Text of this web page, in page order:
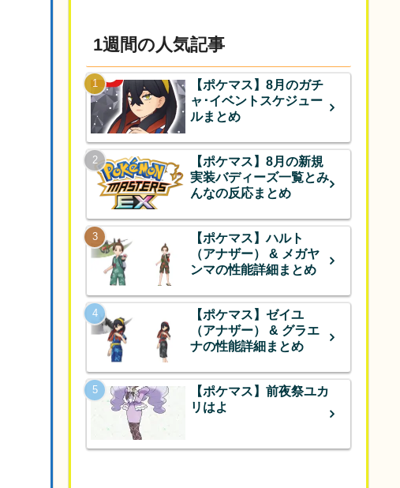
1週間の人気記事
【ポケマス】8月のガチ
ャ･イベントスケジュー
ルまとめ
【ポケマス】8月の新規
実装バディーズ一覧とみ
んなの反応まとめ
【ポケマス】ハルト
（アナザー） & メガヤ
ンマの性能詳細まとめ
【ポケマス】ゼイユ
（アナザー） & グラエ
ナの性能詳細まとめ
【ポケマス】前夜祭ユカ
リはよ